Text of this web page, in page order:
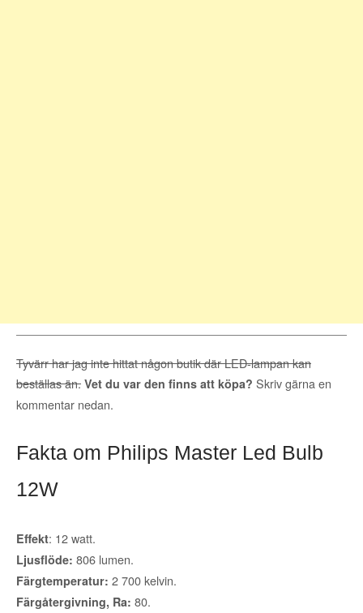
Tyvärr har jag inte hittat någon butik där LED-lampan kan
beställas än. Vet du var den finns att köpa? Skriv gärna en
kommentar nedan.
Fakta om Philips Master Led Bulb
12W
Effekt: 12 watt.
Ljusflöde: 806 lumen.
Färgtemperatur: 2 700 kelvin.
Färgåtergivning, Ra: 80.